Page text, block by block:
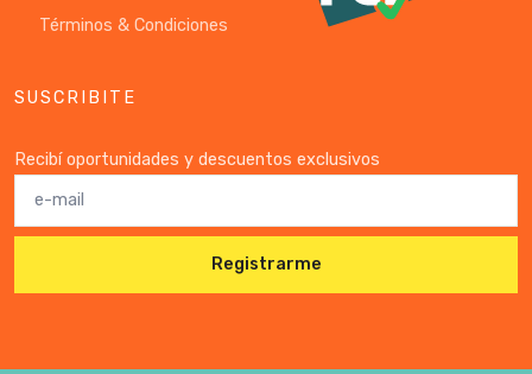
Términos & Condiciones
SUSCRIBITE
Recibí oportunidades y descuentos exclusivos
Registrarme